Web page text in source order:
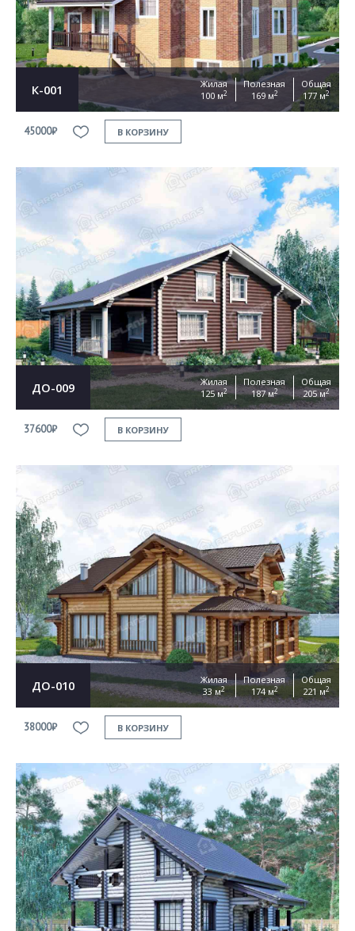
К-001
Жилая
100 м2
Полезная
169 м2
Общая
177 м2
45000₽ В КОРЗИНУ
ДО-009
Жилая
125 м2
Полезная
187 м2
Общая
205 м2
37600₽ В КОРЗИНУ
ДО-010
Жилая
33 м2
Полезная
174 м2
Общая
221 м2
38000₽ В КОРЗИНУ